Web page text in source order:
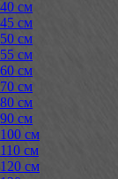
40 см
45 см
50 см
55 см
60 см
70 см
80 см
90 см
100 см
110 см
120 см